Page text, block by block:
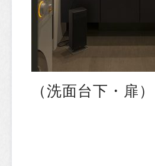
（洗面台下・扉）